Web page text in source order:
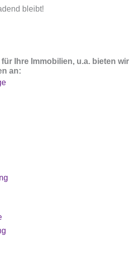
bleibt!
Ihre Immobilien, u.a. bieten wir
an: